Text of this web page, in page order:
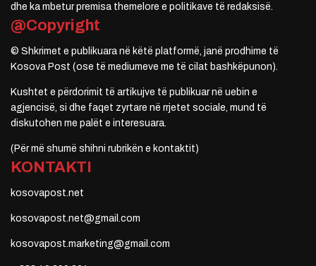
dhe ka mbetur premisa themelore e politikave të redaksisë.
@Copyright
© Shkrimet e publikuara në këtë platformë, janë prodhime të
Kosova Post (ose të mediumeve me të cilat bashkëpunon).
Kushtet e përdorimit të artikujve të publikuar në uebin e
agjencisë, si dhe faqet zyrtare në rrjetet sociale, mund të
diskutohen me palët e interesuara.
(Për më shumë shihni rubrikën e kontaktit)
KONTAKTI
kosovapost.net
kosovapost.net@gmail.com
kosovapost.marketing@gmail.com